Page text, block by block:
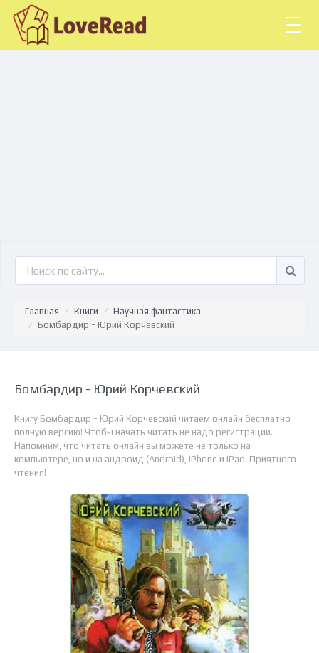
Главная Книги
Научная фантастика
Бомбардир - Юрий Корчевский
Бомбардир - Юрий Корчевский
Книгу Бомбардир - Юрий Корчевский читаем онлайн бесплатно
полную версию! Чтобы начать читать не надо регистрации.
Напомним, что читать онлайн вы можете не только на
компьютере, но и на андроид (Android), iPhone и iPad. Приятного
чтения!